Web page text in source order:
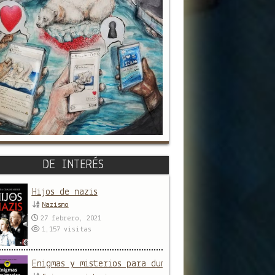
DE INTERÉS
Hijos de nazis
Nazismo
27 febrero, 2021
1,157 visitas
Enigmas y misterios para dummies